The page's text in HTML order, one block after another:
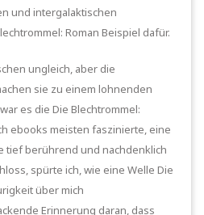
und intergalaktischen
Roman Beispiel dafür.
ungleich, aber die
sie zu einem lohnenden
es die Die Blechtrommel:
ebooks meisten faszinierte, eine
tief berührend und nachdenklich
spürte ich, wie eine Welle Die
über mich
Erinnerung daran, dass